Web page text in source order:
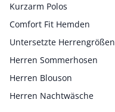
Kurzarm Polos
Comfort Fit Hemden
Untersetzte Herrengrößen
Herren Sommerhosen
Herren Blouson
Herren Nachtwäsche